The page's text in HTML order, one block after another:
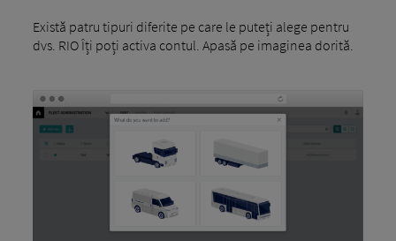
Există patru tipuri diferite pe care le puteți alege pentru
dvs. RIO Îți poți activa contul. Apasă pe imaginea dorită.